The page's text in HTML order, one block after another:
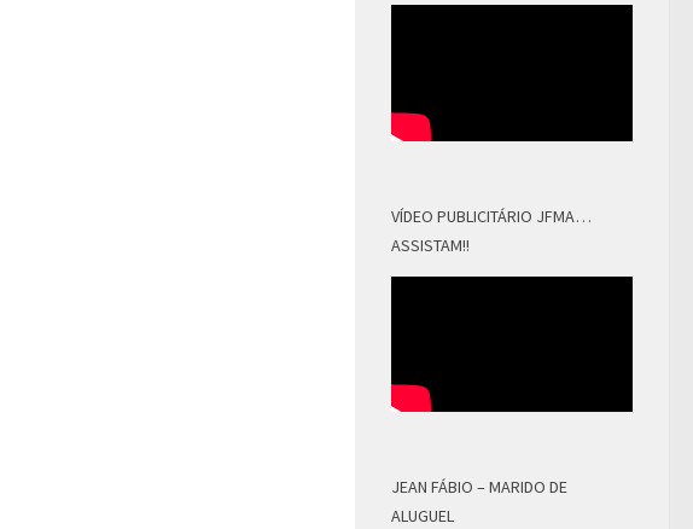
VÍDEO PUBLICITÁRIO JFMA…
ASSISTAM!!
JEAN FÁBIO – MARIDO DE
ALUGUEL